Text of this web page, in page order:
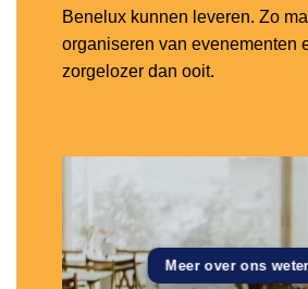
Benelux kunnen leveren. Zo
organiseren van evenementen
zorgelozer dan ooit.
Meer over ons